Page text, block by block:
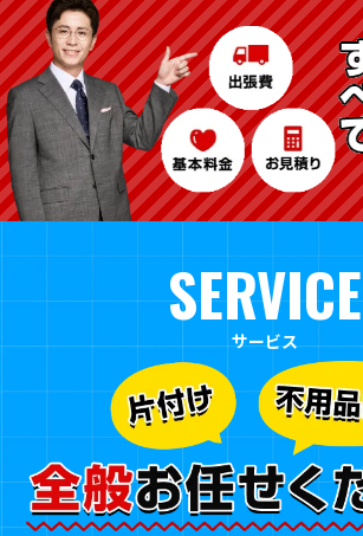
SERVICE
サービス